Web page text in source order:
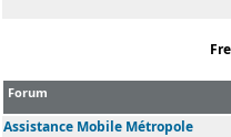
Forum
Assistance Mobile Métropole